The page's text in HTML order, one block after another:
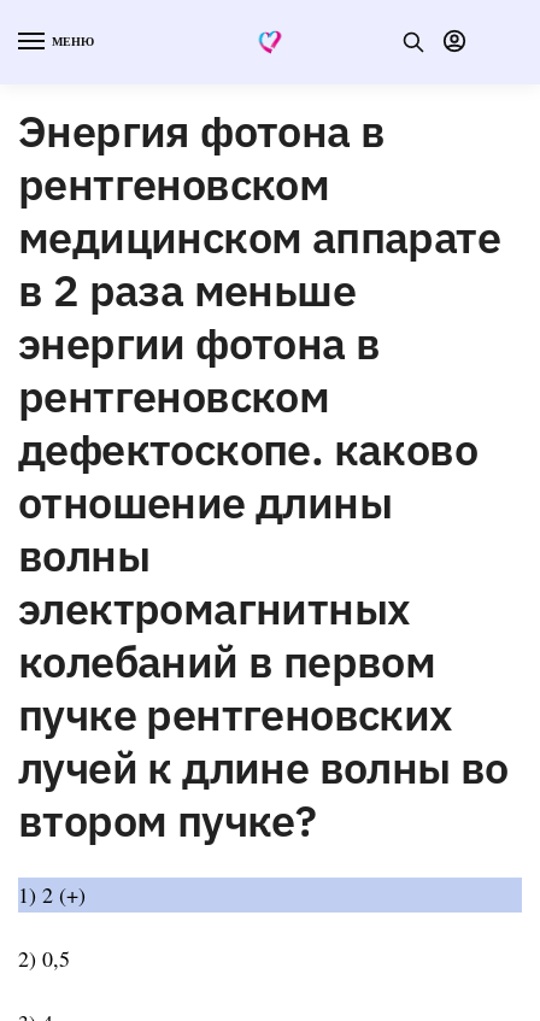
МЕНЮ
Энергия фотона в
рентгеновском
медицинском аппарате
в 2 раза меньше
энергии фотона в
рентгеновском
дефектоскопе. каково
отношение длины
волны
электромагнитных
колебаний в первом
пучке рентгеновских
лучей к длине волны во
втором пучке?
1) 2 (+)
2) 0,5